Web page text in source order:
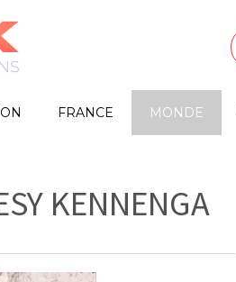
FRANCE MONDE
KENNENGA